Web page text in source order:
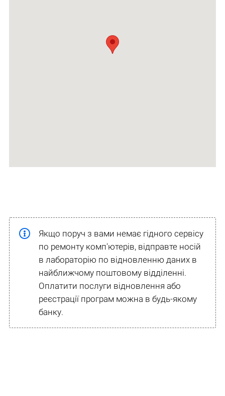
Якщо поруч з вами немає гідного сервісу
по ремонту комп'ютерів, відправте носій
в лабораторію по відновленню даних в
найближчому поштовому відділенні.
Оплатити послуги відновлення або
реєстрації програм можна в будь-якому
банку.